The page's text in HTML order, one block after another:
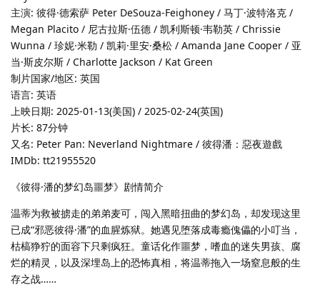
主演: 彼得·德索萨 Peter DeSouza-Feighoney / 马丁·波特洛克 /
Megan Placito / 尼古拉斯·伍德 / 凯利斯顿·韦勒英 / Chrissie
Wunna / 珍妮·米勒 / 凯莉·里安·桑松 / Amanda Jane Cooper / 亚
当·斯皮尔斯 / Charlotte Jackson / Kat Green
制片国家/地区: 英国
语言: 英语
上映日期: 2025-01-13(美国) / 2025-02-24(英国)
片长: 87分钟
又名: Peter Pan: Neverland Nightmare / 彼得潘：惡夜遊戲
IMDb: tt21955520
《彼得·潘的梦幻岛噩梦》剧情简介
温蒂为救被掳走的弟弟麦可，闯入黑暗扭曲的梦幻岛，却发现这里
已成“邪恶彼得·潘”的血腥炼狱。她遇见堕落成毒瘾傀儡的小叮当，
枯槁狰狞的面容下只剩疯狂。童话化作噩梦，嗜血的迷失男孩、腐
烂的精灵，以及深埋岛上的恐怖真相，将温蒂拖入一场窒息般的生
存之战……